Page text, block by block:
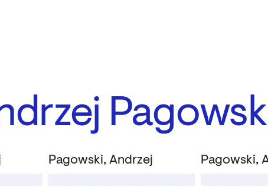
Pagowski, Andrzej Pagowski,